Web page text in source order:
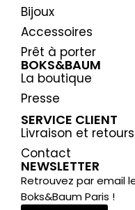
Bijoux
Accessoires
Prêt à porter
BOKS&BAUM
La boutique
Presse
SERVICE CLIENT
Livraison et retours
Contact
NEWSLETTER
Retrouvez par email
Boks&Baum Paris !